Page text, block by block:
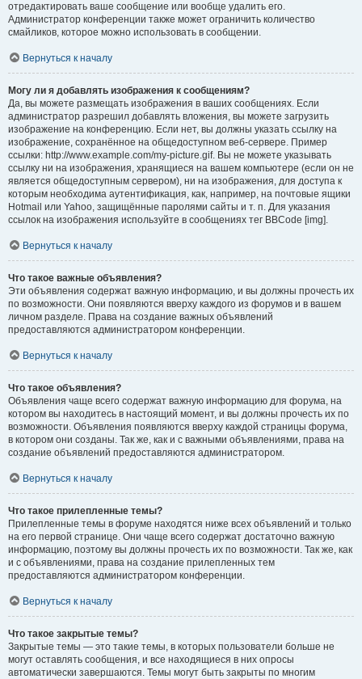
отредактировать ваше сообщение или вообще удалить его.
Администратор конференции также может ограничить количество
смайликов, которое можно использовать в сообщении.
Вернуться к началу
Могу ли я добавлять изображения к сообщениям?
Да, вы можете размещать изображения в ваших сообщениях. Если
администратор разрешил добавлять вложения, вы можете загрузить
изображение на конференцию. Если нет, вы должны указать ссылку на
изображение, сохранённое на общедоступном веб-сервере. Пример
ссылки: http://www.example.com/my-picture.gif. Вы не можете указывать
ссылку ни на изображения, хранящиеся на вашем компьютере (если он не
является общедоступным сервером), ни на изображения, для доступа к
которым необходима аутентификация, как, например, на почтовые ящики
Hotmail или Yahoo, защищённые паролями сайты и т. п. Для указания
ссылок на изображения используйте в сообщениях тег BBCode [img].
Вернуться к началу
Что такое важные объявления?
Эти объявления содержат важную информацию, и вы должны прочесть их
по возможности. Они появляются вверху каждого из форумов и в вашем
личном разделе. Права на создание важных объявлений
предоставляются администратором конференции.
Вернуться к началу
Что такое объявления?
Объявления чаще всего содержат важную информацию для форума, на
котором вы находитесь в настоящий момент, и вы должны прочесть их по
возможности. Объявления появляются вверху каждой страницы форума,
в котором они созданы. Так же, как и с важными объявлениями, права на
создание объявлений предоставляются администратором.
Вернуться к началу
Что такое прилепленные темы?
Прилепленные темы в форуме находятся ниже всех объявлений и только
на его первой странице. Они чаще всего содержат достаточно важную
информацию, поэтому вы должны прочесть их по возможности. Так же, как
и с объявлениями, права на создание прилепленных тем
предоставляются администратором конференции.
Вернуться к началу
Что такое закрытые темы?
Закрытые темы — это такие темы, в которых пользователи больше не
могут оставлять сообщения, и все находящиеся в них опросы
автоматически завершаются. Темы могут быть закрыты по многим